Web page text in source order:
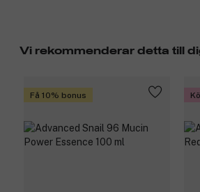
Vi rekommenderar detta till
Få 10% bonus